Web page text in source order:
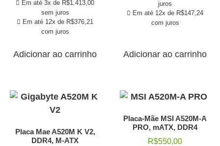
Em até 3x de R$1.413,00
sem juros
Em até 12x de R$376,21
com juros
Adicionar ao carrinho
juros
Em até 12x de R$147,24
com juros
Adicionar ao carrinho
Placa Mae A520M K V2,
DDR4, M-ATX
Placa-Mãe MSI A520M-A
PRO, mATX, DDR4
R$550,00